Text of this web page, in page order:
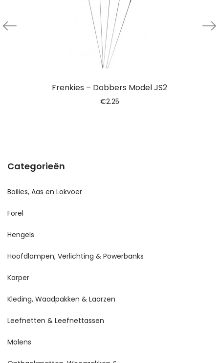
Frenkies – Dobbers Model JS2
€2.25
Categorieën
Boilies, Aas en Lokvoer
Forel
Hengels
Hoofdlampen, Verlichting & Powerbanks
Karper
Kleding, Waadpakken & Laarzen
Leefnetten & Leefnettassen
Molens